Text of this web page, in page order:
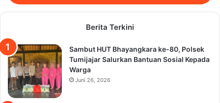
Berita Terkini
Sambut HUT Bhayangkara ke-80, Polsek
Tumijajar Salurkan Bantuan Sosial Kepada
Warga
Juni 26, 2026